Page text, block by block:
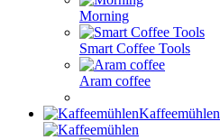
Morning
Smart Coffee Tools
Aram coffee
Kaffeemühlen